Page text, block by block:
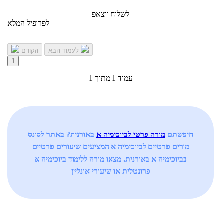
לשלוח ווצאפ
לפרופיל המלא
הקודם
1
עמוד 1 מתוך 1
חיפשתם מורה פרטי לביוכימיה א באורנית? באתר לסונס
מורים פרטיים לביוכימיה א המציעים שיעורים פרטיים
בביוכימיה א באורנית. מצאו מורה ללימוד ביוכימיה א
פרונטלית או שיעורי אונליין